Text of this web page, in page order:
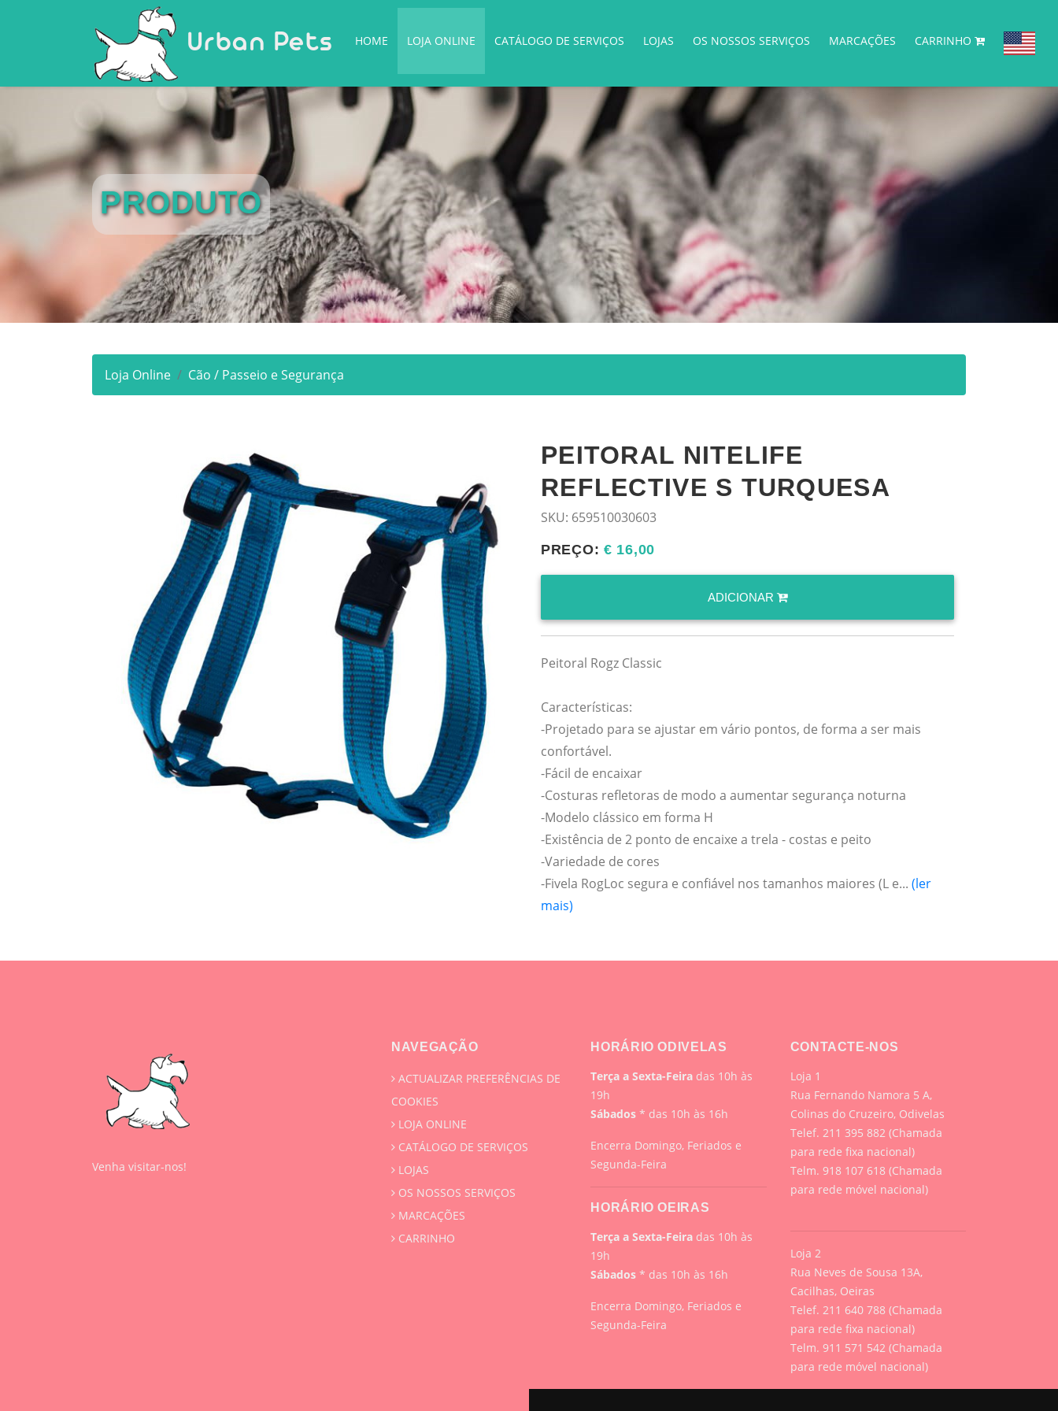
Urban Pets HOME LOJA ONLINE CATÁLOGO DE SERVIÇOS LOJAS OS NOSSOS SERVIÇOS MARCAÇÕES CARRINHO
PRODUTO
Loja Online Cão / Passeio e Segurança
PEITORAL NITELIFE
REFLECTIVE S TURQUESA
SKU: 659510030603
PREÇO:€ 16,00
ADICIONAR
Peitoral Rogz Classic
Características:
-Projetado para se ajustar em vário pontos, de forma a ser mais
confortável.
-Fácil de encaixar
-Costuras refletoras de modo a aumentar segurança noturna
-Modelo clássico em forma H
-Existência de 2 ponto de encaixe a trela - costas e peito
-Variedade de cores
-Fivela RogLoc segura e confiável nos tamanhos maiores (L e... (ler
mais)
Venha visitar-nos!
NAVEGAÇÃO
ACTUALIZAR PREFERÊNCIAS DE
COOKIES
LOJA ONLINE
CATÁLOGO DE SERVIÇOS
LOJAS
OS NOSSOS SERVIÇOS
MARCAÇÕES
CARRINHO
HORÁRIO ODIVELAS
Terça a Sexta-Feira das 10h às
19h
Sábados* das 10h às 16h
Encerra Domingo, Feriados e
Segunda-Feira
HORÁRIO OEIRAS
Terça a Sexta-Feira das 10h às
19h
Sábados* das 10h às 16h
Encerra Domingo, Feriados e
Segunda-Feira
CONTACTE-NOS
Loja 1
Rua Fernando Namora 5 A,
Colinas do Cruzeiro, Odivelas
Telef. 211 395 882 (Chamada
para rede fixa nacional)
Telm. 918 107 618 (Chamada
para rede móvel nacional)
Loja 2
Rua Neves de Sousa 13A,
Cacilhas, Oeiras
Telef. 211 640 788 (Chamada
para rede fixa nacional)
Telm. 911 571 542 (Chamada
para rede móvel nacional)